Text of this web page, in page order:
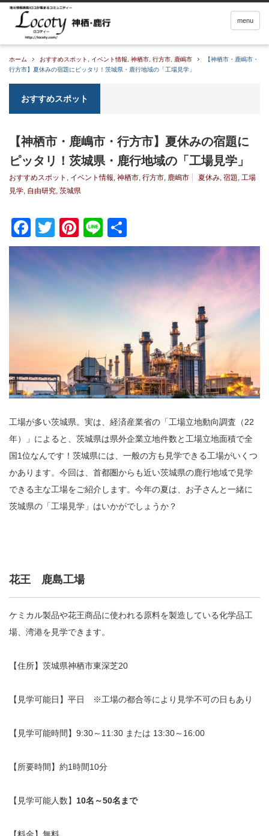
menu
ホーム おすすめスポット イベント情報 神栖市 行方市 鹿嶋市
【神栖市・鹿嶋市・
行方市】夏休みの宿題にピッタリ！茨城県・鹿行地域の「工場見学」
おすすめスポット
【神栖市・鹿嶋市・行方市】夏休みの宿題に
ピッタリ！茨城県・鹿行地域の「工場見学」
おすすめスポット , イベント情報, 神栖市, 行方市, 鹿嶋市 夏休み, 宿題, 工場
見学, 自由研究, 茨城県
Facebook
TwitterPinterest
Line
有
工場が多い茨城県。実は、経済産業省の「工場立地動向調査（22
年）」によると、茨城県は県外企業立地件数と工場立地面積で全
国1位なんです！茨城県には、一般の方も見学できる工場がいくつ
かあります。今回は、首都圏からも近い茨城県の鹿行地域で見学
できる主な工場をご紹介します。今年の夏は、お子さんと一緒に
茨城県の「工場見学」はいかがでしょうか？
花王 鹿島工場
ケミカル製品や花王商品に使われる原料を製造している化学品工
場、湾港を見学できます。
【住所】茨城県神栖市東深芝20
【見学可能日】平日 ※工場の都合等により見学不可の日もあり
【見学可能時間】9:30～11:30 または 13:30～16:00
【所要時間】約1時間10分
【見学可能人数】 10名～50名まで